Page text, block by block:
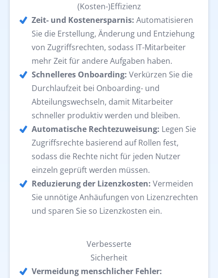
(Kosten-)Effizienz
Zeit- und Kostenersparnis: Automatisieren
Sie die Erstellung, Änderung und Entziehung
von Zugriffsrechten, sodass IT-Mitarbeiter
mehr Zeit für andere Aufgaben haben.
Schnelleres Onboarding: Verkürzen Sie die
Durchlaufzeit bei Onboarding- und
Abteilungswechseln, damit Mitarbeiter
schneller produktiv werden und bleiben.
Automatische Rechtezuweisung: Legen Sie
Zugriffsrechte basierend auf Rollen fest,
sodass die Rechte nicht für jeden Nutzer
einzeln geprüft werden müssen.
Reduzierung der Lizenzkosten: Vermeiden
Sie unnötige Anhäufungen von Lizenzrechten
und sparen Sie so Lizenzkosten ein.
Verbesserte
Sicherheit
Vermeidung menschlicher Fehler: